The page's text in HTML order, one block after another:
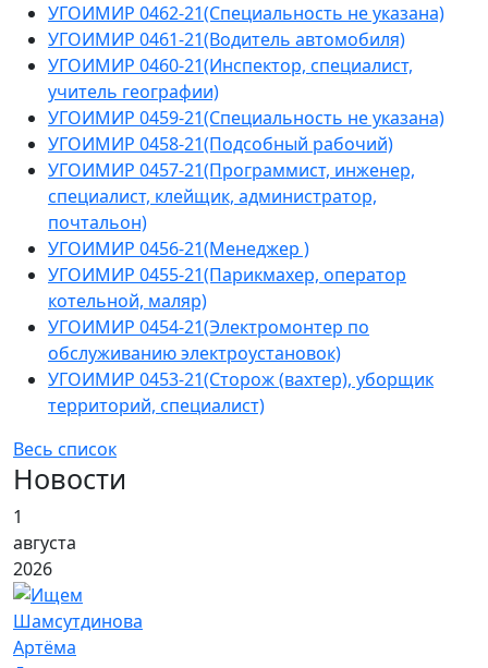
УГОИМИР 0462-21(Специальность не указана)
УГОИМИР 0461-21(Водитель автомобиля)
УГОИМИР 0460-21(Инспектор, специалист,
учитель географии)
УГОИМИР 0459-21(Специальность не указана)
УГОИМИР 0458-21(Подсобный рабочий)
УГОИМИР 0457-21(Программист, инженер,
специалист, клейщик, администратор,
почтальон)
УГОИМИР 0456-21(Менеджер )
УГОИМИР 0455-21(Парикмахер, оператор
котельной, маляр)
УГОИМИР 0454-21(Электромонтер по
обслуживанию электроустановок)
УГОИМИР 0453-21(Сторож (вахтер), уборщик
территорий, специалист)
Весь список
Новости
1
августа
2026